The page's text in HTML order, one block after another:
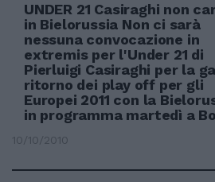
UNDER 21 Casiraghi non
in Bielorussia Non ci sarà
nessuna convocazione in
extremis per l'Under 21 di
Pierluigi Casiraghi per la
ritorno dei play off per gli
Europei 2011 con la
in programma martedì a
10/10/2010